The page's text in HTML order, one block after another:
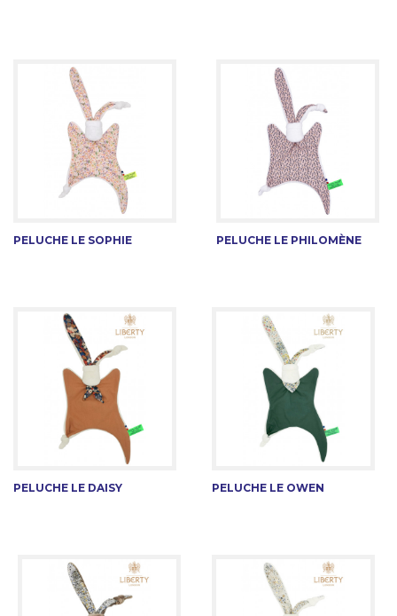
PELUCHE LE SOPHIE PELUCHE LE PHILOMÈNE
PELUCHE LE DAISY PELUCHE LE OWEN